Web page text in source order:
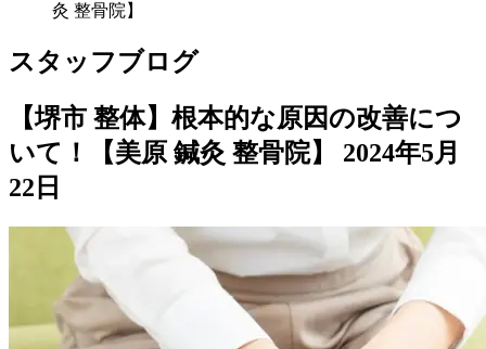
灸 整骨院】
スタッフブログ
【堺市 整体】根本的な原因の改善につ
いて！【美原 鍼灸 整骨院】
2024年5月
22日